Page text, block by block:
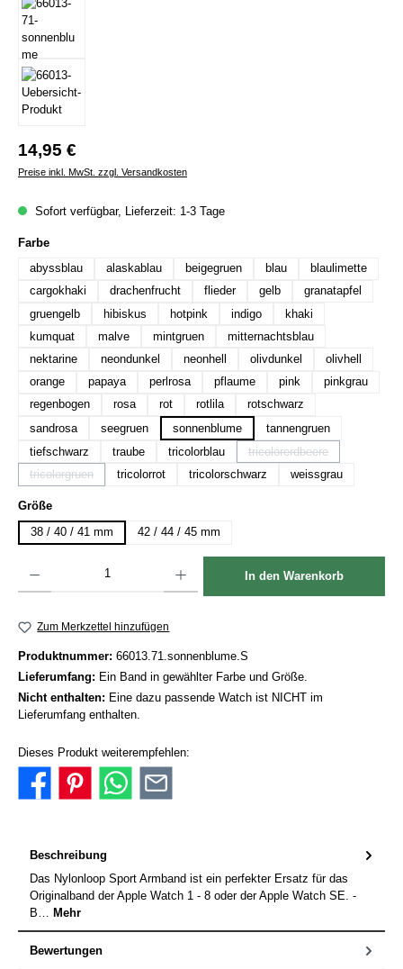
Regulärer Preis:
14,95 €
Preise inkl. MwSt. zzgl. Versandkosten
Sofort verfügbar, Lieferzeit: 1-3 Tage
Farbeauswählen
abyssblau
alaskablau beigegruen blau
blaulimette
cargokhaki
drachenfrucht flieder gelb
granatapfel
gruengelb
hibiskus hotpink indigo
khaki
kumquat
malve mintgruen
mitternachtsblau
nektarine
neondunkel neonhell olivdunkel
olivhell
orange
papaya perlrosa pflaume pink
pinkgrau
regenbogen
rosa rot rotlila
rotschwarz
sandrosa
seegruen sonnenblume
tannengruen
tiefschwarz
traube tricolorblau tricolorerdbeere
tricolorgruen
(Diese Option ist zurzeit nicht verfügbar.)
tricolorrot tricolorschwarz weissgrau
Größeauswählen
38 / 40 / 41 mm
42 / 44 / 45 mm
In den Warenkorb
Zum Merkzettel hinzufügen
Produktnummer: 66013.71.sonnenblume.S
Lieferumfang: Ein Band in gewählter Farbe und Größe.
Nicht enthalten: Eine dazu passende Watch ist NICHT im
Lieferumfang enthalten.
Dieses Produkt weiterempfehlen:
Beschreibung
Das Nylonloop Sport Armband ist ein perfekter Ersatz für das
Originalband der Apple Watch 1 - 8 oder der Apple Watch SE. -
B… Mehr
Bewertungen